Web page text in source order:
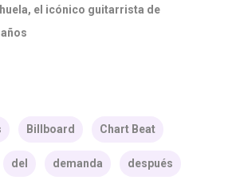
el icónico guitarrista de
Billboard Chart Beat
del demanda después